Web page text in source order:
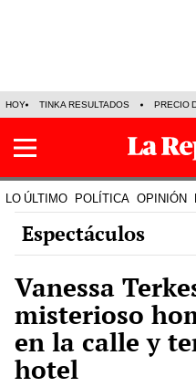
HOY TINKA RESULTADOS PRECIO
LO ÚLTIMO POLÍTICA OPINIÓN
Espectáculos
Vanessa
misterioso
en la calle y
hotel